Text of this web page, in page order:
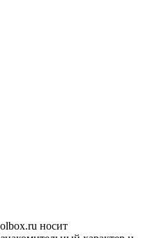
носит